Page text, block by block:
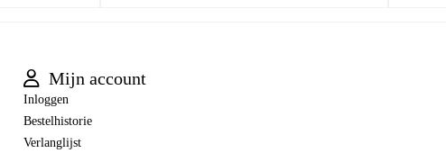
Mijn account
Inloggen
Bestelhistorie
Verlanglijst